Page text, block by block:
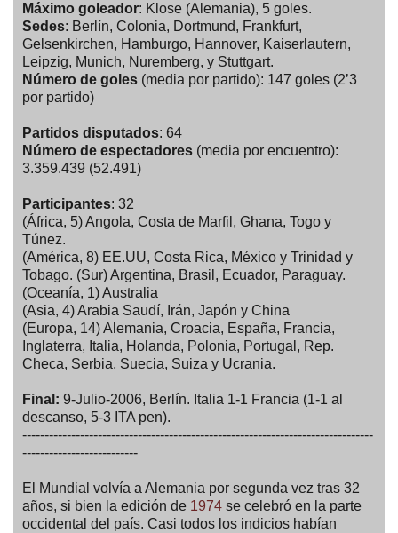
Máximo goleador: Klose (Alemania), 5 goles.
Sedes: Berlín, Colonia, Dortmund, Frankfurt,
Gelsenkirchen, Hamburgo, Hannover, Kaiserlautern,
Leipzig, Munich, Nuremberg, y Stuttgart.
Número de goles (media por partido): 147 goles (2’3
por partido)
Partidos disputados: 64
Número de espectadores (media por encuentro):
3.359.439 (52.491)
Participantes: 32
(África, 5) Angola, Costa de Marfil, Ghana, Togo y
Túnez.
(América, 8) EE.UU, Costa Rica, México y Trinidad y
Tobago. (Sur) Argentina, Brasil, Ecuador, Paraguay.
(Oceanía, 1) Australia
(Asia, 4) Arabia Saudí, Irán, Japón y China
(Europa, 14) Alemania, Croacia, España, Francia,
Inglaterra, Italia, Holanda, Polonia, Portugal, Rep.
Checa, Serbia, Suecia, Suiza y Ucrania.
Final: 9-Julio-2006, Berlín. Italia 1-1 Francia (1-1 al
descanso, 5-3 ITA pen).
-------------------------------------------------------------------------------
--------------------------
El Mundial volvía a Alemania por segunda vez tras 32
años, si bien la edición de 1974 se celebró en la parte
occidental del país. Casi todos los indicios habían